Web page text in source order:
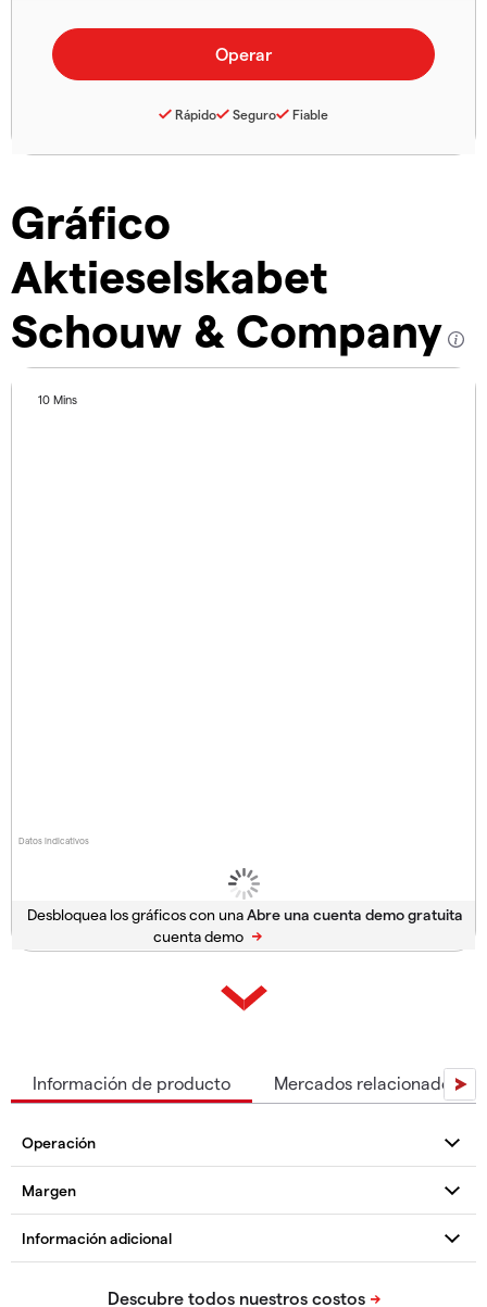
Gráfico
Aktieselskabet
Schouw & Company
Datos indicativos
10 Mins
Desbloquea los gráficos con una
cuenta demo
Rápido Seguro Fiable
Información de producto Mercados relacionados